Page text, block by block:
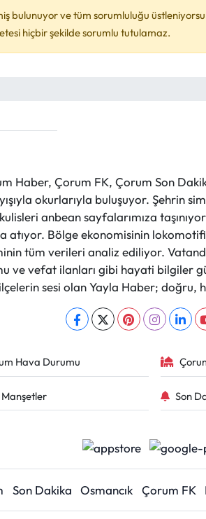
bulunuyor ve tüm sorumluluğu
hiçbir şekilde sorumlu tutulamaz.
Haber, Çorum FK, Çorum Son
okurlarıyla buluşuyor. Şehrin
anbean sayfalarımıza
Bölge ekonomisinin
tüm verileri analiz ediliyor.
ve vefat ilanları gibi hayati bilgiler
sesi olan Yayla Haber; doğru,
Hava Durumu
Son
Son Dakika Osmancık Çorum FK